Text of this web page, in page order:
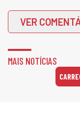
VER
MAIS NOTÍCIAS